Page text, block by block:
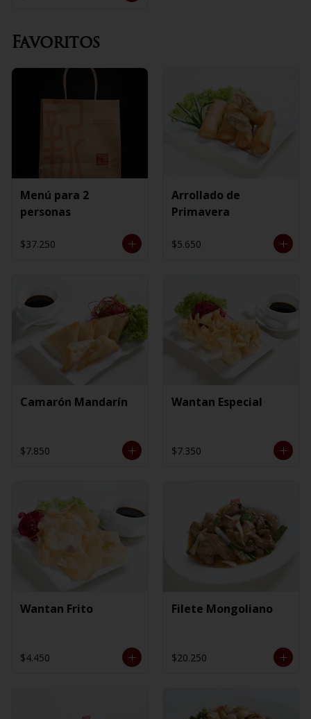
Favoritos
Menú para 2
personas
$37.250
Arrollado de
Primavera
$5.650
Camarón Mandarín
$7.850
Wantan Especial
$7.350
Wantan Frito
$4.450
Filete Mongoliano
$20.250